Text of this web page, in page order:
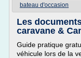
bateau d'occasion
Les
caravane &
Guide pratique
véhicule lors de la